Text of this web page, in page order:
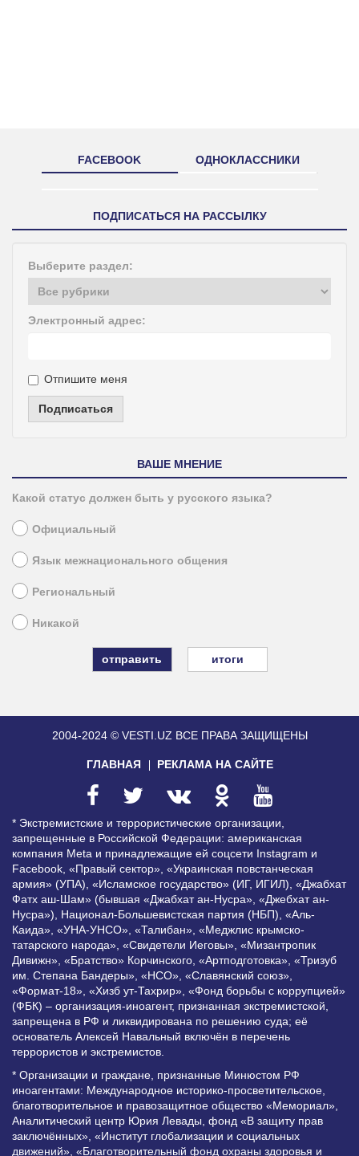
FACEBOOK ОДНОКЛАССНИКИ
ПОДПИСАТЬСЯ НА РАССЫЛКУ
Выберите раздел:
Электронный адрес:
Отпишите меня
Подписаться
ВАШЕ МНЕНИЕ
Какой статус должен быть у русского языка?
Официальный
Язык межнационального общения
Региональный
Никакой
итоги
2004-2024 © VESTI.UZ ВСЕ ПРАВА ЗАЩИЩЕНЫ
ГЛАВНАЯ РЕКЛАМА НА САЙТЕ
* Экстремистские и террористические организации,
запрещенные в Российской Федерации: американская
компания Meta и принадлежащие ей соцсети Instagram и
Facebook, «Правый сектор», «Украинская повстанческая
армия» (УПА), «Исламское государство» (ИГ, ИГИЛ), «Джабхат
Фатх аш-Шам» (бывшая «Джабхат ан-Нусра», «Джебхат ан-
Нусра»), Национал-Большевистская партия (НБП), «Аль-
Каида», «УНА-УНСО», «Талибан», «Меджлис крымско-
татарского народа», «Свидетели Иеговы», «Мизантропик
Дивижн», «Братство» Корчинского, «Артподготовка», «Тризуб
им. Степана Бандеры», «НСО», «Славянский союз»,
«Формат-18», «Хизб ут-Тахрир», «Фонд борьбы с коррупцией»
(ФБК) – организация-иноагент, признанная экстремистской,
запрещена в РФ и ликвидирована по решению суда; её
основатель Алексей Навальный включён в перечень
террористов и экстремистов.
* Организации и граждане, признанные Минюстом РФ
иноагентами: Международное историко-просветительское,
благотворительное и правозащитное общество «Мемориал»,
Аналитический центр Юрия Левады, фонд «В защиту прав
заключённых», «Институт глобализации и социальных
движений», «Благотворительный фонд охраны здоровья и